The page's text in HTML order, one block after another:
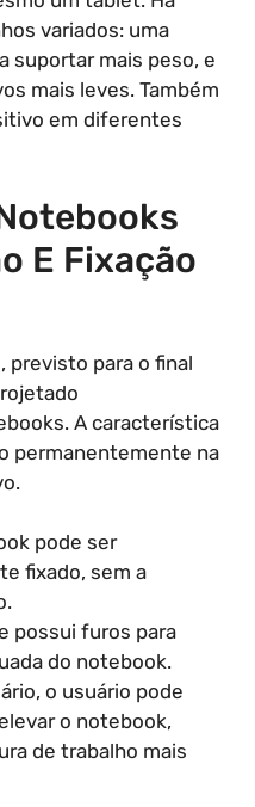
variados: uma
suportar mais peso, e
mais leves. Também
em diferentes
E Fixação
previsto para o final
A característica
permanentemente na
pode ser
fixado, sem a
possui furos para
do notebook.
o usuário pode
o notebook,
de trabalho mais